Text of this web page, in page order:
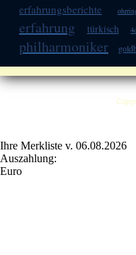
erfahrungsberichte
erfahrung türkisch
philharmoniker
Ihre Merkliste v. 06.08.2026
Auszahlung:
Euro